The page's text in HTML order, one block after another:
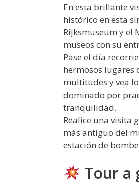
En esta brillante
histórico en esta
Rijksmuseum y el
museos con su
Pase el día
hermosos lugares
multitudes y vea
dominado por
tranquilidad.
Realice una visita
más antiguo del
estación de
Tour a